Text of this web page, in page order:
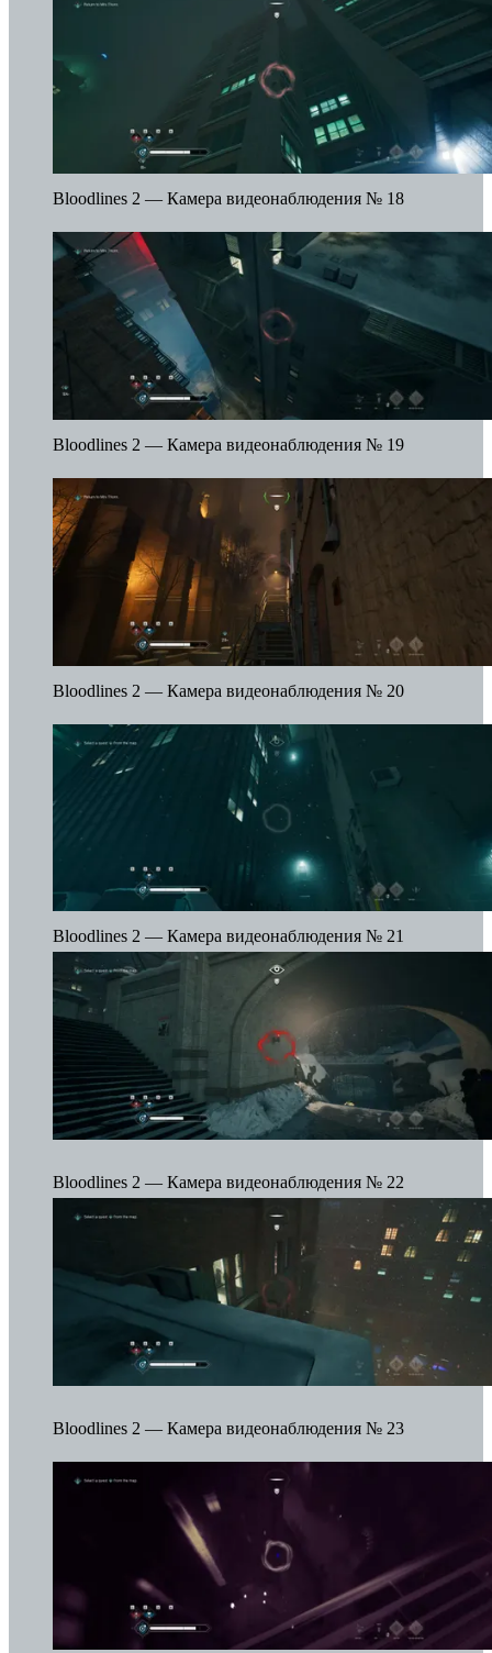
Bloodlines 2 — Камера видеонаблюдения № 18
Bloodlines 2 — Камера видеонаблюдения № 19
Bloodlines 2 — Камера видеонаблюдения № 20
Bloodlines 2 — Камера видеонаблюдения № 21
Bloodlines 2 — Камера видеонаблюдения № 22
Bloodlines 2 — Камера видеонаблюдения № 23